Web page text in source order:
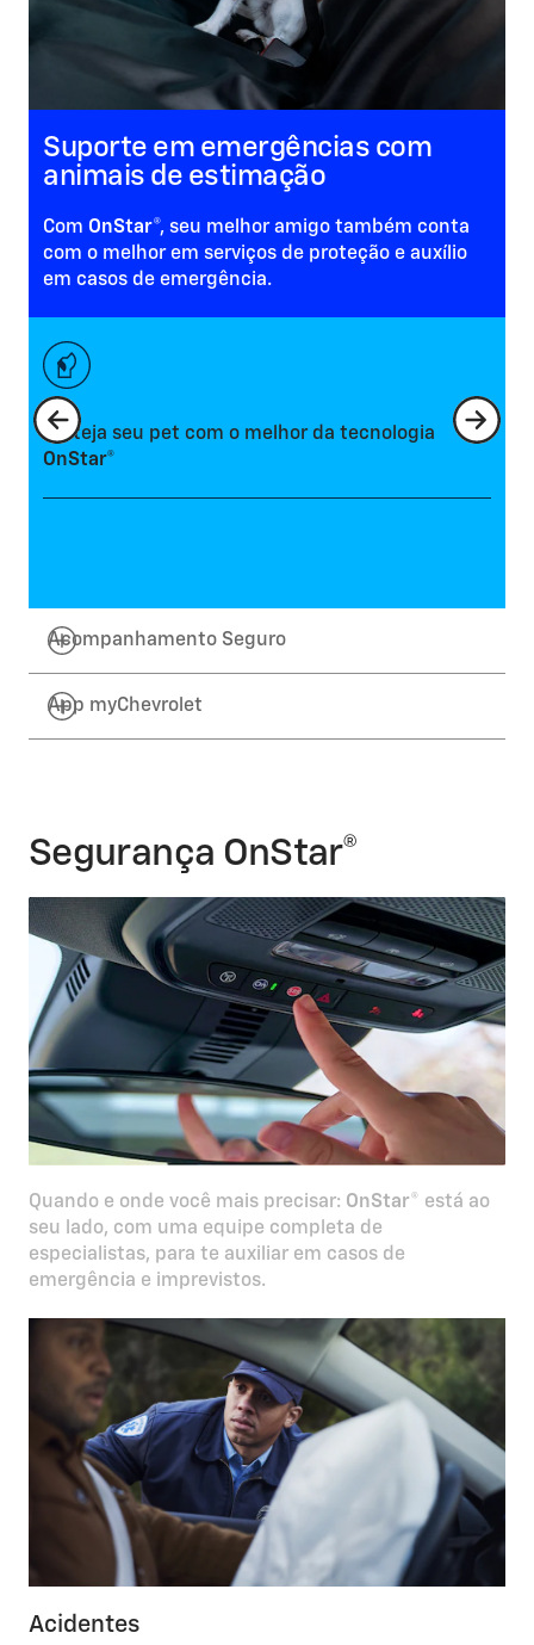
Suporte em emergências com
animais de estimação
Com OnStar®, seu melhor amigo também conta
com o melhor em serviços de proteção e auxílio
em casos de emergência.
Proteja seu pet com o melhor da tecnologia
OnStar®
Acompanhamento Seguro
App myChevrolet
Segurança OnStar®
Quando e onde você mais precisar: OnStar® está ao
seu lado, com uma equipe completa de
especialistas, para te auxiliar em casos de
emergência e imprevistos.
Acidentes